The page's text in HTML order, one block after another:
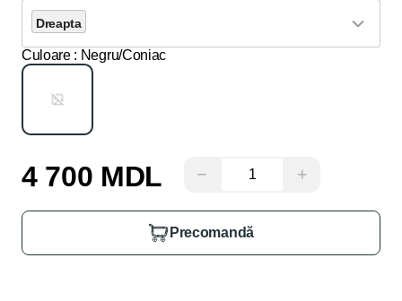
Dreapta
Culoare : Negru/Coniac
4 700 MDL − +
Precomandă